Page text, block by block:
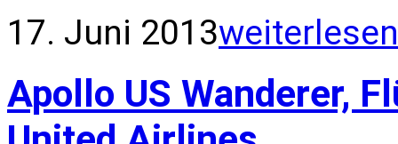
17. Juni 2013weiterlesen
Apollo US Wanderer,